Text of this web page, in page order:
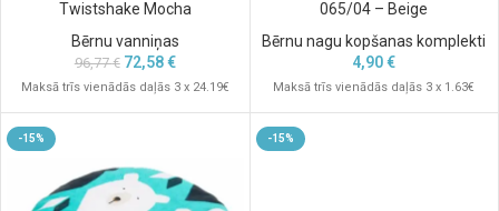
Twistshake Mocha
Bērnu vanniņas
96,77€ 72,58€
Maksā trīs vienādās daļās 3 x 24.19€
065/04 – Beige
Bērnu nagu kopšanas komplekti
4,90€
Maksā trīs vienādās daļās 3 x 1.63€
-15% -15%